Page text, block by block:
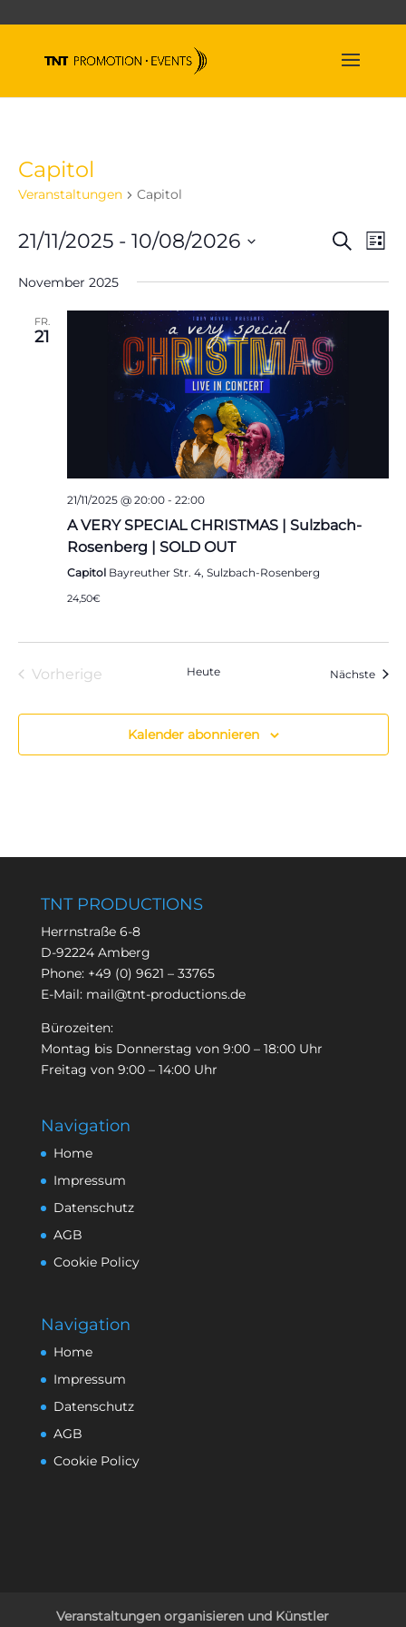
Capitol
Veranstaltungen Capitol
und
Suche
Liste
21/11/2025 - 10/08/2026
wählen.
November 2025
FR.
21
21/11/2025 @ 20:00- 22:00
A VERY SPECIAL CHRISTMAS | Sulzbach-
Rosenberg | SOLD OUT
Capitol Bayreuther Str. 4, Sulzbach-Rosenberg
24,50€
Vorherige
Heute Nächste
Kalender abonnieren
TNT PRODUCTIONS
Herrnstraße 6-8
D-92224 Amberg
Phone: +49 (0) 9621 – 33765
E-Mail: mail@tnt-productions.de
Bürozeiten:
Montag bis Donnerstag von 9:00 – 18:00 Uhr
Freitag von 9:00 – 14:00 Uhr
Navigation
Home
Impressum
Datenschutz
AGB
Cookie Policy
Navigation
Home
Impressum
Datenschutz
AGB
Cookie Policy
Veranstaltungen organisieren und Künstler